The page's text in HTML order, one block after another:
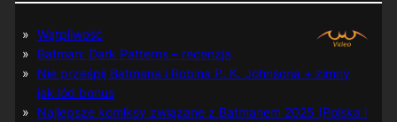
Wątpliwość
Batman: Dark Patterns – recenzja
Nie prześpij Batmana i Robina P. K. Johnsona + zimny
jak lód bonus
Najlepsze komiksy związane z Batmanem 2025 (Polska i